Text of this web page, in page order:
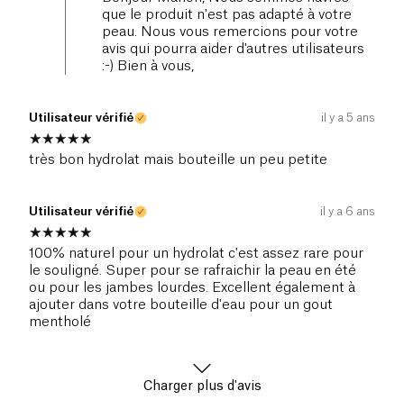
que le produit n'est pas adapté à votre
peau. Nous vous remercions pour votre
avis qui pourra aider d'autres utilisateurs
:-) Bien à vous,
Utilisateur vérifié il y a 5 ans
très bon hydrolat mais bouteille un peu petite
Utilisateur vérifié il y a 6 ans
100% naturel pour un hydrolat c'est assez rare pour
le souligné. Super pour se rafraichir la peau en été
ou pour les jambes lourdes. Excellent également à
ajouter dans votre bouteille d'eau pour un gout
mentholé
Charger plus d'avis